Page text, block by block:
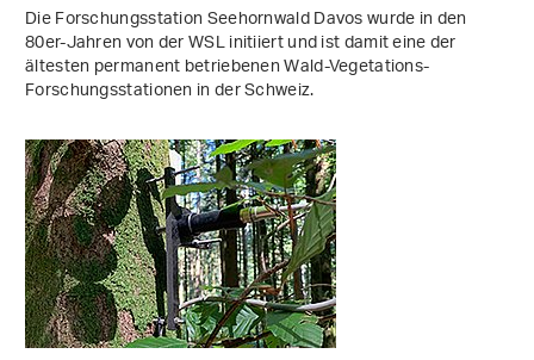
Die Forschungsstation Seehornwald Davos wurde in den
80er-Jahren von der WSL initiiert und ist damit eine der
ältesten permanent betriebenen Wald-Vegetations-
Forschungsstationen in der Schweiz.